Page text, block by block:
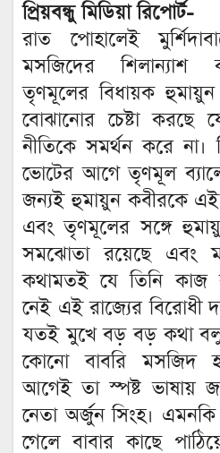
প্রিয়বন্ধু মিডিয়া রিপোর্ট-
রাত পোহালেই
মসজিদের শিলান্যাশ
তৃণমূলের বিধায়ক
বোঝানোর চেষ্টা করছে
নীতিকে সমর্থন করে
ভোটের আগে তৃণমূল
জন্যই হুমায়ুন কবীরকে এই
এবং তৃণমূলের সঙ্গে
সমঝোতা রয়েছে এবং
কথামতই যে তিনি কাজ
নেই এই রাজ্যের বিরোধী
যতই মুখে বড় বড় কথা
কোনো বাবরি মসজিদ
আগেই তা স্পষ্ট ভাষায়
নেতা অর্জুন সিংহ।
গেলে বাবার কাছে